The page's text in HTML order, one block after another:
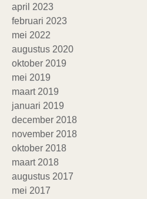
april 2023
februari 2023
mei 2022
augustus 2020
oktober 2019
mei 2019
maart 2019
januari 2019
december 2018
november 2018
oktober 2018
maart 2018
augustus 2017
mei 2017